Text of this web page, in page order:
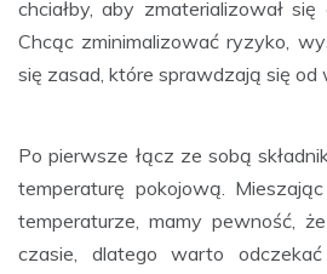
chciałby, aby zmaterializował
Chcąc zminimalizować ryzyko,
się zasad, które sprawdzają się od
Po pierwsze łącz ze sobą
temperaturę pokojową.
temperaturze, mamy pewność,
czasie, dlatego warto